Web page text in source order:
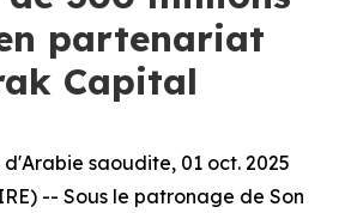
partenariat
Capital
d'Arabie saoudite, 01 oct. 2025
-- Sous le patronage de Son